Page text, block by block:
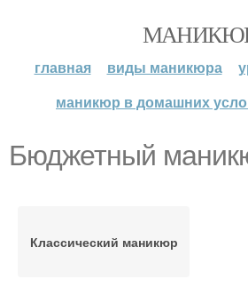
главная виды маникюра
маникюр в домашних
Бюджетный
Классический маникюр